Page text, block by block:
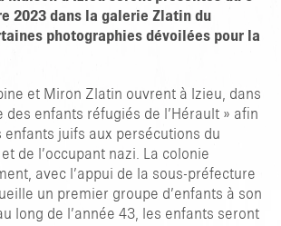
2023 dans la galerie Zlatin du
photographies dévoilées pour la
et Miron Zlatin ouvrent à Izieu, dans
des enfants réfugiés de l’Hérault » afin
enfants juifs aux persécutions du
de l’occupant nazi. La colonie
avec l’appui de la sous-préfecture
un premier groupe d’enfants à son
long de l’année 43, les enfants seront